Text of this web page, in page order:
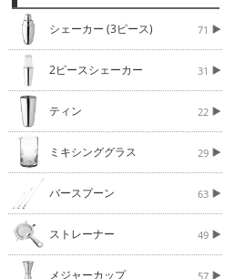
シェーカー (3ピース) 71
2ピースシェーカー 31
ティン 22
ミキシンググラス 29
バースプーン 63
ストレーナー 49
メジャーカップ 57